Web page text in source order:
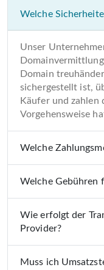
Welche
Unser
Domain
sichergestellt ist,
Käufer und zahlen
Vorgehensweise
Welche
Welche Gebühren
Wie erfolgt der
Provider?
Muss ich